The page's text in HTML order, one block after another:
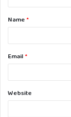
t
*Name *
Email *
Website